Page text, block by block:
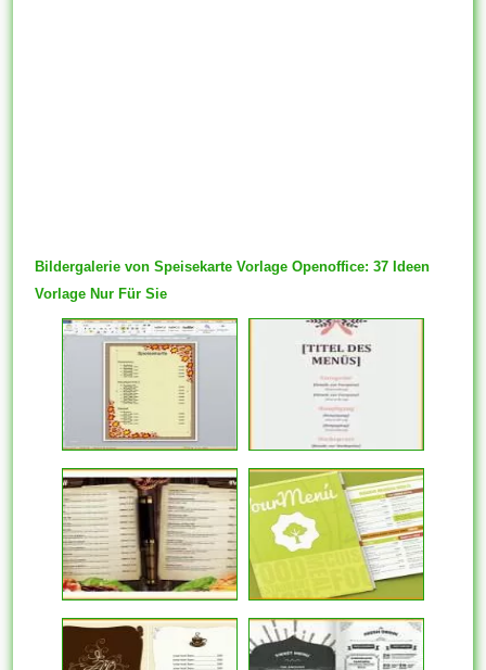
Bildergalerie von Speisekarte Vorlage Openoffice: 37 Ideen
Vorlage Nur Für Sie